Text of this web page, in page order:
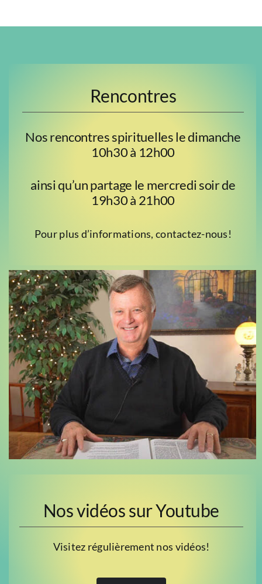
Rencontres
Nos rencontres spirituelles le dimanche
10h30 à 12h00
ainsi qu’un partage le mercredi soir de
19h30 à 21h00
Pour plus d’informations, contactez-nous!
Nos vidéos sur Youtube
Visitez régulièrement nos vidéos!